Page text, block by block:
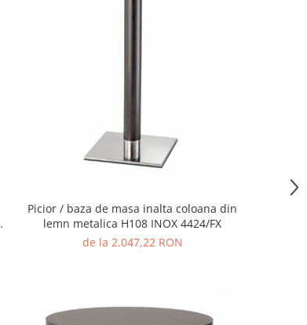
Picior / baza de masa inalta coloana din
lemn metalica H108 INOX 4424/FX
de la 2.047,22 RON